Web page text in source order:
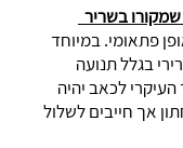
בשריר
פתאומי. במיוחד
בגלל תנועה
לכאב יהיה
אך חייבים לשלול